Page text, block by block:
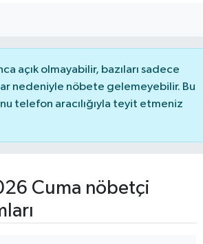
açık olmayabilir, bazıları sadece
nedeniyle nöbete gelemeyebilir. Bu
telefon aracılığıyla teyit etmeniz
Cuma nöbetçi